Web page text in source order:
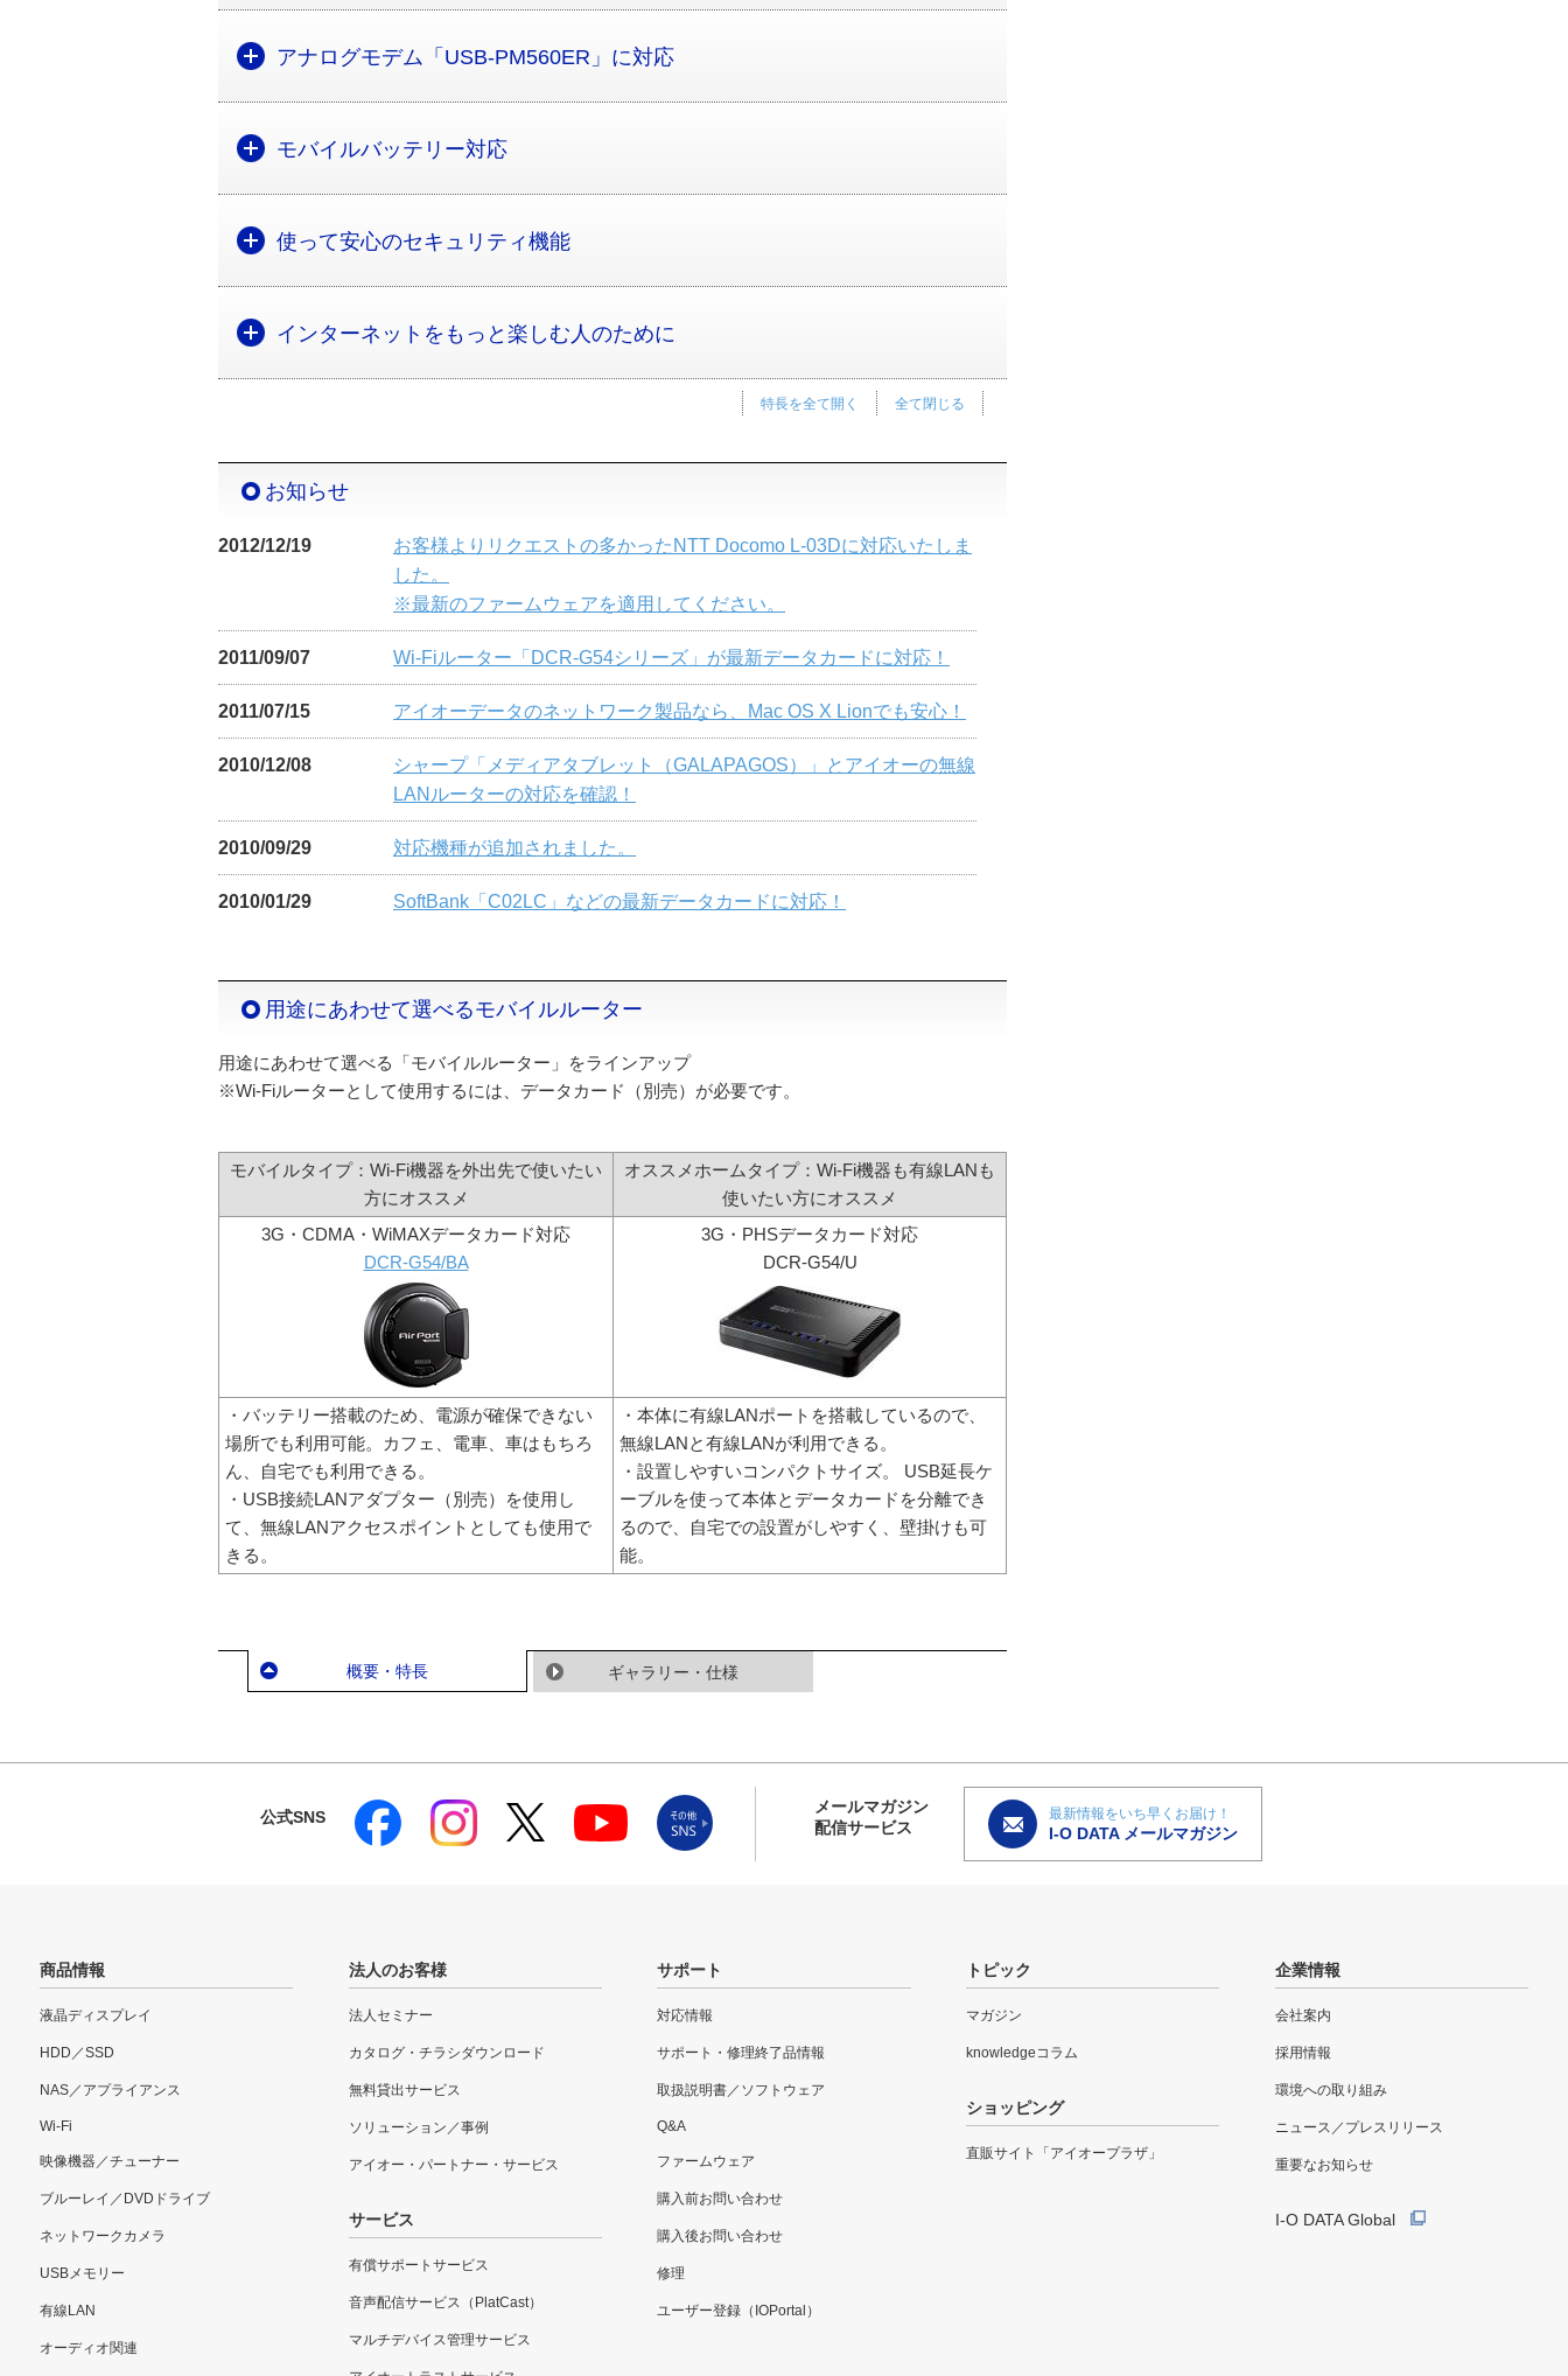
アナログモデム「USB-PM560ER」に対応
モバイルバッテリー対応
使って安心のセキュリティ機能
インターネットをもっと楽しむ人のために
全て閉じる
特長を全て開く
お知らせ
2012/12/19
お客様よりリクエストの多かったNTT Docomo L-03Dに対応いたしま
した。
※最新のファームウェアを適用してください。
2011/09/07 Wi-Fiルーター「DCR-G54シリーズ」が最新データカードに対応！
2011/07/15 アイオーデータのネットワーク製品なら、Mac OS X Lionでも安心！
2010/12/08
シャープ「メディアタブレット（GALAPAGOS）」とアイオーの無線
LANルーターの対応を確認！
2010/09/29 対応機種が追加されました。
2010/01/29 SoftBank「C02LC」などの最新データカードに対応！
用途にあわせて選べるモバイルルーター
用途にあわせて選べる「モバイルルーター」をラインアップ
※Wi-Fiルーターとして使用するには、データカード（別売）が必要です。
モバイルタイプ：Wi-Fi機器を外出先で使いたい
方にオススメ
オススメホームタイプ：Wi-Fi機器も有線LANも
使いたい方にオススメ
3G・CDMA・WiMAXデータカード対応
DCR-G54/BA
3G・PHSデータカード対応
DCR-G54/U
・バッテリー搭載のため、電源が確保できない
場所でも利用可能。カフェ、電車、車はもちろ
ん、自宅でも利用できる。
・USB接続LANアダプター（別売）を使用し
て、無線LANアクセスポイントとしても使用で
きる。
・本体に有線LANポートを搭載しているので、
無線LANと有線LANが利用できる。
・設置しやすいコンパクトサイズ。 USB延長ケ
ーブルを使って本体とデータカードを分離でき
るので、自宅での設置がしやすく、壁掛けも可
能。
概要・特長 ギャラリー・仕様
公式SNS
メールマガジン
配信サービス
最新情報をいち早くお届け！
I-O DATA メールマガジン
商品情報
液晶ディスプレイ
HDD／SSD
NAS／アプライアンス
Wi-Fi
映像機器／チューナー
ブルーレイ／DVDドライブ
ネットワークカメラ
USBメモリー
有線LAN
オーディオ関連
法人のお客様
法人セミナー
カタログ・チラシダウンロード
無料貸出サービス
ソリューション／事例
アイオー・パートナー・サービス
サービス
有償サポートサービス
音声配信サービス（PlatCast）
マルチデバイス管理サービス
サポート
対応情報
サポート・修理終了品情報
取扱説明書／ソフトウェア
Q&A
ファームウェア
購入前お問い合わせ
購入後お問い合わせ
修理
ユーザー登録（IOPortal）
トピック
マガジン
knowledgeコラム
ショッピング
直販サイト「アイオープラザ」
企業情報
会社案内
採用情報
環境への取り組み
ニュース／プレスリリース
重要なお知らせ
I-O DATA Global